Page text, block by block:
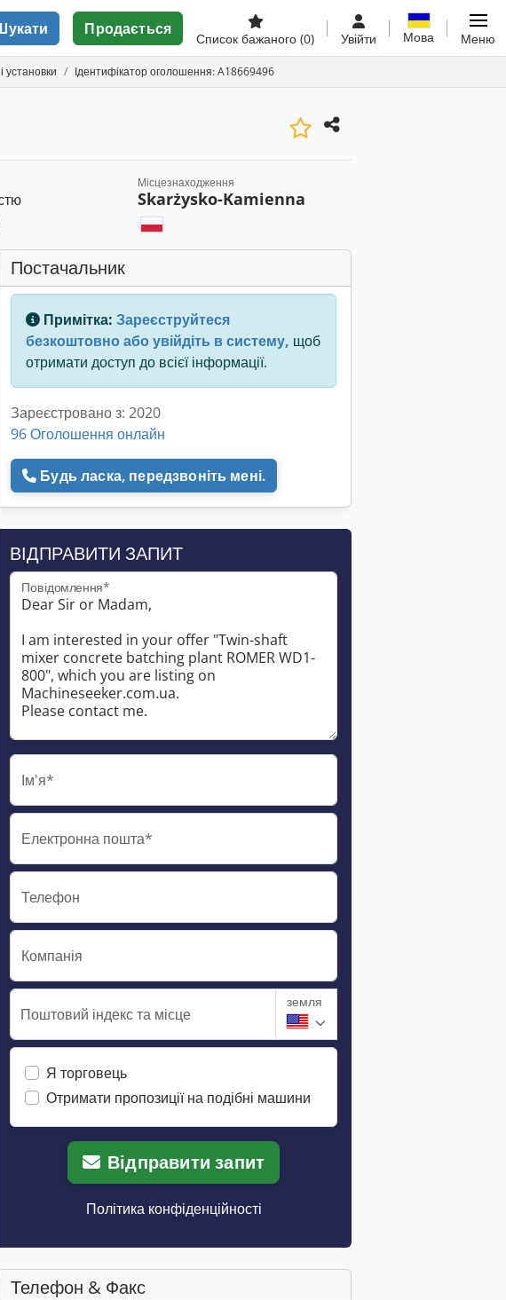
Продається
Список бажаного (0) Увійти Мова Меню
установки Ідентифікатор оголошення: A18669496
Місцезнаходження
Skarżysko-Kamienna
Запросити більше зображень
Постачальник
Примітка: Зареєструйтеся
безкоштовно або увійдіть в систему, щоб
отримати доступ до всієї інформації.
Зареєстровано з: 2020
96 Оголошення онлайн
Будь ласка, передзвоніть мені.
ВІДПРАВИТИ ЗАПИТ
Повідомлення*
Ім'я*
Електронна пошта*
Телефон
Компанія
Поштовий індекс та місце
земля
Я торговець
Отримати пропозиції на подібні машини
Відправити запит
Політика конфіденційності
Телефон & Факс